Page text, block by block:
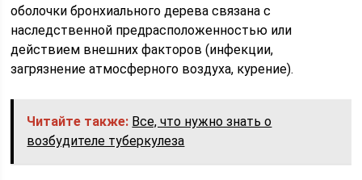
оболочки бронхиального дерева связана с
наследственной предрасположенностью или
действием внешних факторов (инфекции,
загрязнение атмосферного воздуха, курение).
Читайте также: Все, что нужно знать о
возбудителе туберкулеза